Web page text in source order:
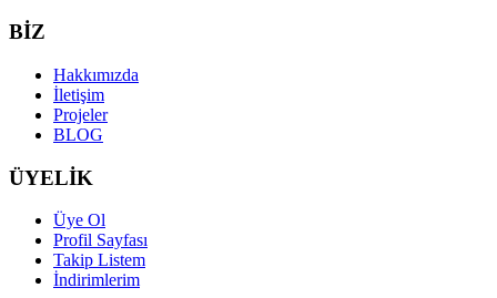
BİZ
Hakkımızda
İletişim
Projeler
BLOG
ÜYELİK
Üye Ol
Profil Sayfası
Takip Listem
İndirimlerim